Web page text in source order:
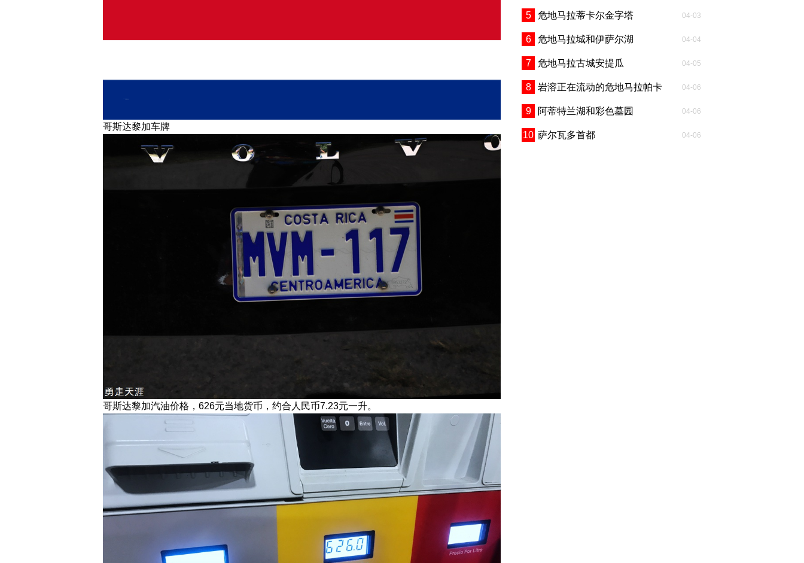
哥斯达黎加车牌
哥斯达黎加汽油价格，626元当地货币，约合人民币7.23元一升。
5 危地马拉蒂卡尔金字塔 04-03
6 危地马拉城和伊萨尔湖 04-04
7 危地马拉古城安提瓜 04-05
8
岩溶正在流动的危地马拉帕卡
04-06
9 阿蒂特兰湖和彩色墓园 04-06
10 萨尔瓦多首都 04-06